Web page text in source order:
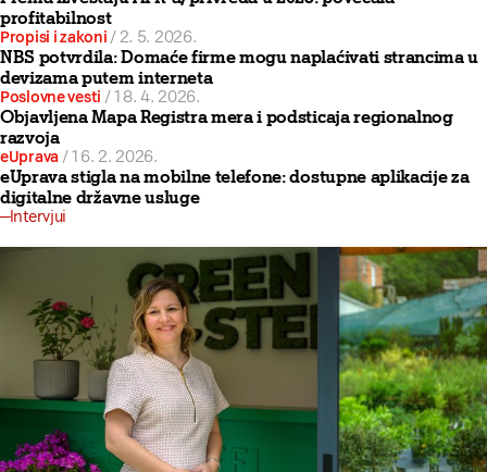
profitabilnost
Propisi i zakoni /2. 5. 2026.
NBS potvrdila: Domaće firme mogu naplaćivati strancima u
devizama putem interneta
Poslovne vesti /18. 4. 2026.
Objavljena Mapa Registra mera i podsticaja regionalnog
razvoja
eUprava /16. 2. 2026.
eUprava stigla na mobilne telefone: dostupne aplikacije za
digitalne državne usluge
Intervjui